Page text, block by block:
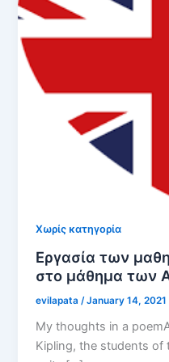
Χωρίς κατηγορία
Εργασία των
στο μάθημα των
evilapata /January 14, 2021
My thoughts in a
Kipling, the students of